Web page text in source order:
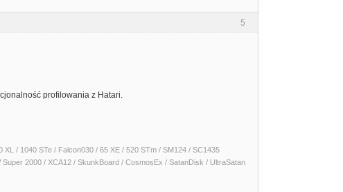
5
profilowania z Hatari.
/ 1040 STe / Falcon030 / 65 XE / 520 STm / SM124 / SC1435
2000 / XCA12 / SkunkBoard / CosmosEx / SatanDisk / UltraSatan